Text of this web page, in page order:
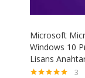
Microsoft
Windows 10
Lisans
3